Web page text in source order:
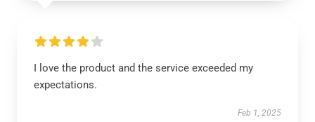
I love the product and the service exceeded my
expectations.
Feb 1, 2025